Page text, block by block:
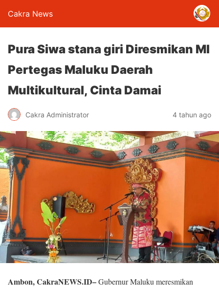
Cakra News
Pura Siwa stana giri Diresmikan MI
Pertegas Maluku Daerah
Multikultural, Cinta Damai
Cakra Administrator 4 tahun ago
Ambon, CakraNEWS.ID–Gubernur Maluku meresmikan